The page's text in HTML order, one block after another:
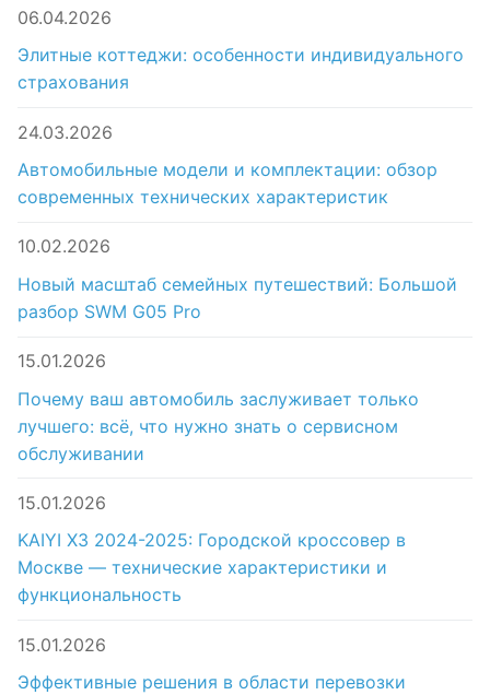
06.04.2026
Элитные коттеджи: особенности индивидуального
страхования
24.03.2026
Автомобильные модели и комплектации: обзор
современных технических характеристик
10.02.2026
Новый масштаб семейных путешествий: Большой
разбор SWM G05 Pro
15.01.2026
Почему ваш автомобиль заслуживает только
лучшего: всё, что нужно знать о сервисном
обслуживании
15.01.2026
KAIYI X3 2024-2025: Городской кроссовер в
Москве — технические характеристики и
функциональность
15.01.2026
Эффективные решения в области перевозки